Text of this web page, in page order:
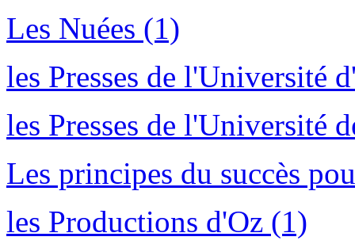
Les Nuées (1)
les Presses de l'Université
les Presses de l'Université
Les principes du succès
les Productions d'Oz (1)